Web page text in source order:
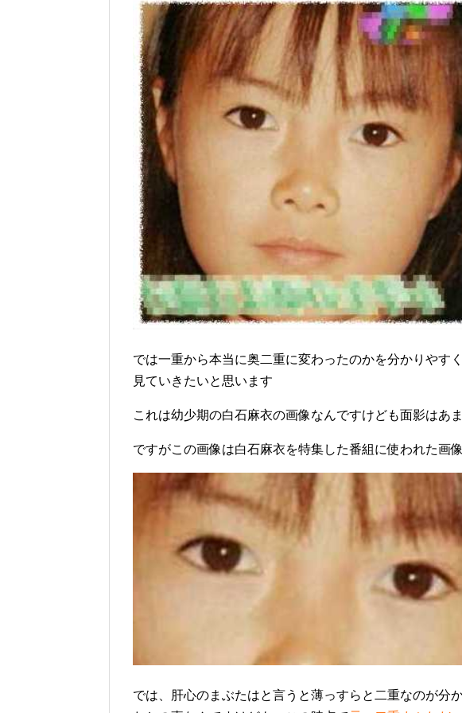
では一重から本当に奥二重に変わったのかを分かりやす
見ていきたいと思います
これは幼少期の白石麻衣の画像なんですけども面影はあ
ですがこの画像は白石麻衣を特集した番組に使われた画
では、肝心のまぶたはと言うと薄っすらと二重なのが分